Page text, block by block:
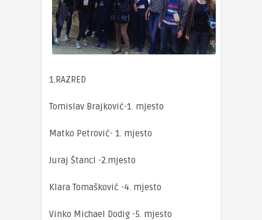
1.RAZRED
Tomislav Brajković-1. mjesto
Matko Petrović- 1. mjesto
Juraj Štancl -2.mjesto
Klara Tomašković -4. mjesto
Vinko Michael Dodig -5. mjesto